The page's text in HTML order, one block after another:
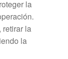
la
retirar la
la